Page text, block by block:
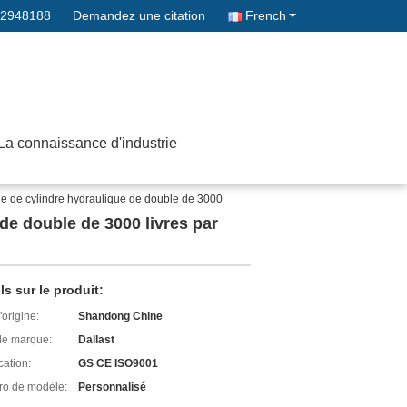
Demandez une citation French
connaissance d'industrie
de cylindre hydraulique de double de 3000
double de 3000 livres par
sur le produit:
Shandong Chine
marque:
Dallast
GS CE ISO9001
de modèle:
Personnalisé